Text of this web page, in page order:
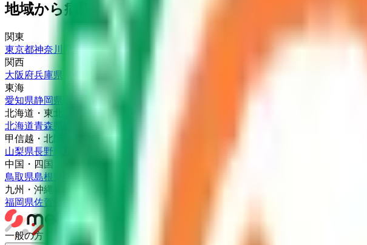
地域から病院・診療所をさがす
関東
東京都神奈川県 埼玉県
関西
大阪府兵庫県
東海
愛知県静岡県 岐阜県
三重県
北海道・東北
北海道青森県
甲信越・北陸
山梨県長野県
中国・四国
鳥取県島根県
九州・沖縄
福岡県佐賀県
一般の方